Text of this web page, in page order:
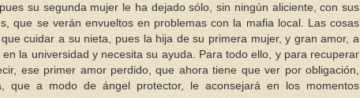
su segunda mujer le ha dejado sólo, sin ningún aliciente, con sus
que se verán envueltos en problemas con la mafia local. Las cosas
cuidar a su nieta, pues la hija de su primera mujer, y gran amor, a
la universidad y necesita su ayuda. Para todo ello, y para recuperar
ese primer amor perdido, que ahora tiene que ver por obligación,
que a modo de ángel protector, le aconsejará en los momentos